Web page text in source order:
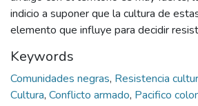
indicio a suponer que la cultura de
elemento que influye para decidir
Keywords
Comunidades negras, Resistencia
Cultura, Conflicto armado, Pacifico